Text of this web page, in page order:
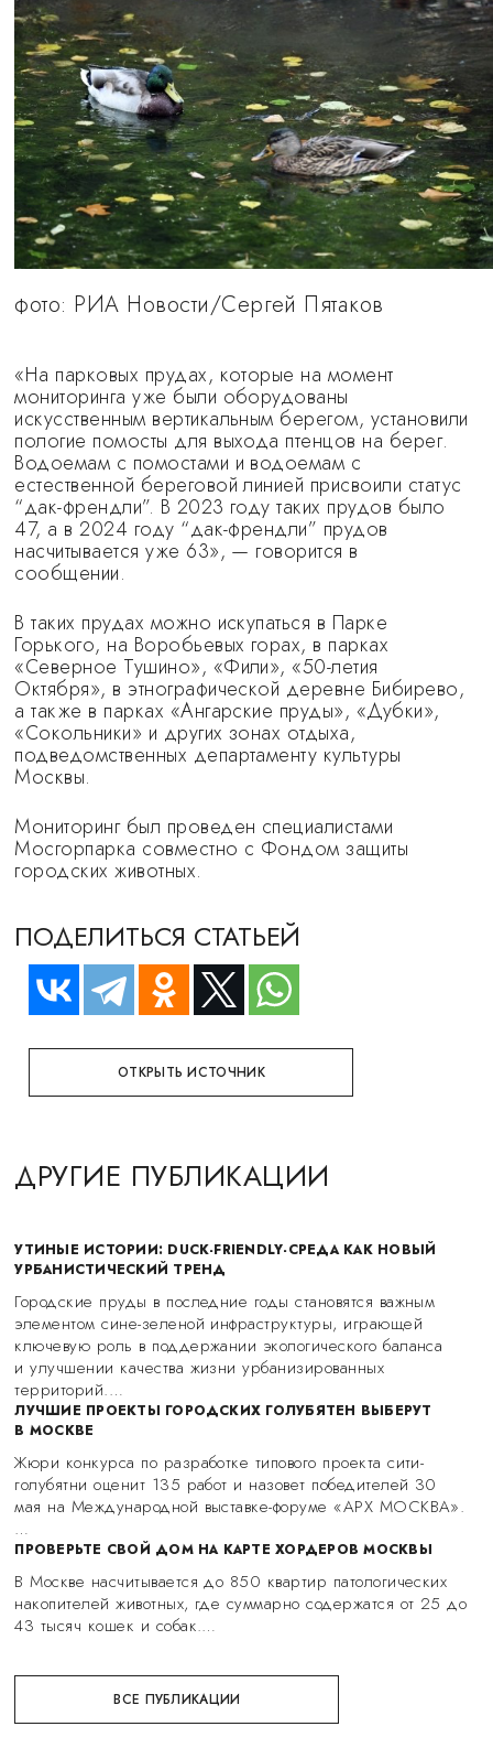
фото: РИА Новости/Сергей Пятаков
«На парковых прудах, которые на момент
мониторинга уже были оборудованы
искусственным вертикальным берегом, установили
пологие помосты для выхода птенцов на берег.
Водоемам с помостами и водоемам с
естественной береговой линией присвоили статус
“дак-френдли”. В 2023 году таких прудов было
47, а в 2024 году “дак-френдли” прудов
насчитывается уже 63», — говорится в
сообщении.
В таких прудах можно искупаться в Парке
Горького, на Воробьевых горах, в парках
«Северное Тушино», «Фили», «50-летия
Октября», в этнографической деревне Бибирево,
а также в парках «Ангарские пруды», «Дубки»,
«Сокольники» и других зонах отдыха,
подведомственных департаменту культуры
Москвы.
Мониторинг был проведен специалистами
Мосгорпарка совместно с Фондом защиты
городских животных.
ПОДЕЛИТЬСЯ СТАТЬЕЙ
ОТКРЫТЬ ИСТОЧНИК
ДРУГИЕ ПУБЛИКАЦИИ
УТИНЫЕ ИСТОРИИ: DUCK-FRIENDLY-СРЕДА КАК НОВЫЙ
УРБАНИСТИЧЕСКИЙ ТРЕНД
Городские пруды в последние годы становятся важным
элементом сине-зеленой инфраструктуры, играющей
ключевую роль в поддержании экологического баланса
и улучшении качества жизни урбанизированных
территорий.…
ЛУЧШИЕ ПРОЕКТЫ ГОРОДСКИХ ГОЛУБЯТЕН ВЫБЕРУТ
В МОСКВЕ
Жюри конкурса по разработке типового проекта сити-
голубятни оценит 135 работ и назовет победителей 30
мая на Международной выставке-форуме «АРХ МОСКВА».
…
ПРОВЕРЬТЕ СВОЙ ДОМ НА КАРТЕ ХОРДЕРОВ МОСКВЫ
В Москве насчитывается до 850 квартир патологических
накопителей животных, где суммарно содержатся от 25 до
43 тысяч кошек и собак.…
ВСЕ ПУБЛИКАЦИИ